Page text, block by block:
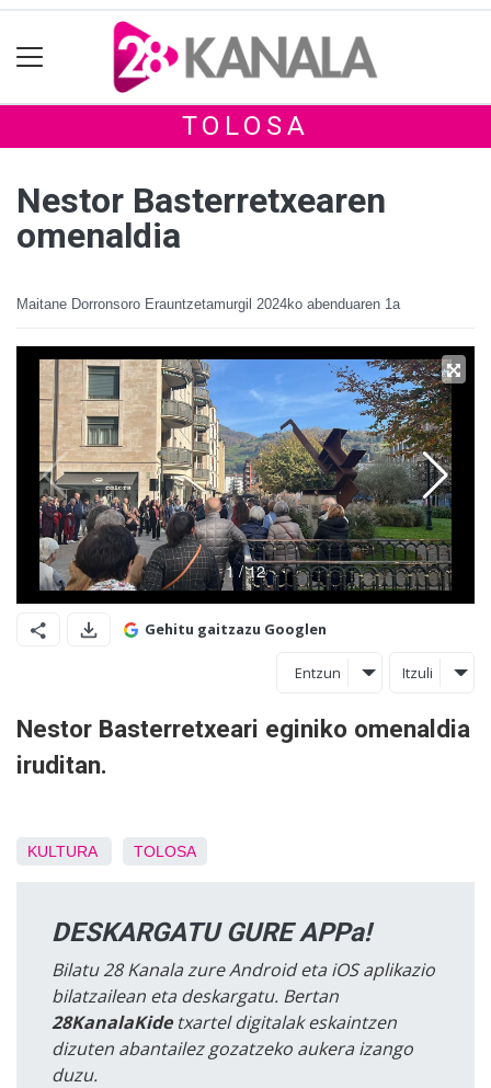
TOLOSA
Nestor Basterretxearen
omenaldia
Maitane Dorronsoro Erauntzetamurgil 2024ko abenduaren 1a
Gehitu gaitzazu Googlen
Entzun Itzuli
Nestor Basterretxeari eginiko omenaldia
iruditan.
KULTURA TOLOSA
DESKARGATU GURE APPa!
Bilatu 28 Kanala zure Android eta iOS aplikazio
bilatzailean eta deskargatu. Bertan
28KanalaKidetxartel digitalak eskaintzen
dizuten abantailez gozatzeko aukera izango
duzu.